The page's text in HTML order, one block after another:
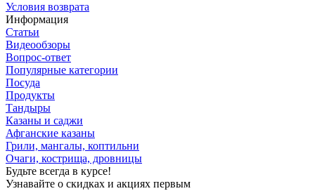
Условия возврата
Информация
Статьи
Видеообзоры
Вопрос-ответ
Популярные категории
Посуда
Продукты
Тандыры
Казаны и саджи
Афганские казаны
Грили, мангалы, коптильни
Очаги, кострища, дровницы
Будьте всегда в курсе!
Узнавайте о скидках и акциях первым